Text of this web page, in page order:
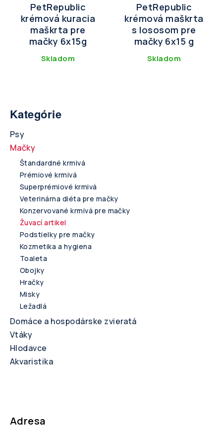
PetRepublic
krémová kuracia
maškrta pre
mačky 6x15g
Skladom
PetRepublic
krémová maškrta
s lososom pre
mačky 6x15 g
Skladom
Kategórie
Psy
Mačky
Štandardné krmivá
Prémiové krmivá
Superprémiové krmivá
Veterinárna diéta pre mačky
Konzervované krmivá pre mačky
Žuvací artikel
Podstielky pre mačky
Kozmetika a hygiena
Toaleta
Obojky
Hračky
Misky
Ležadlá
Domáce a hospodárske zvieratá
Vtáky
Hlodavce
Akvaristika
Adresa